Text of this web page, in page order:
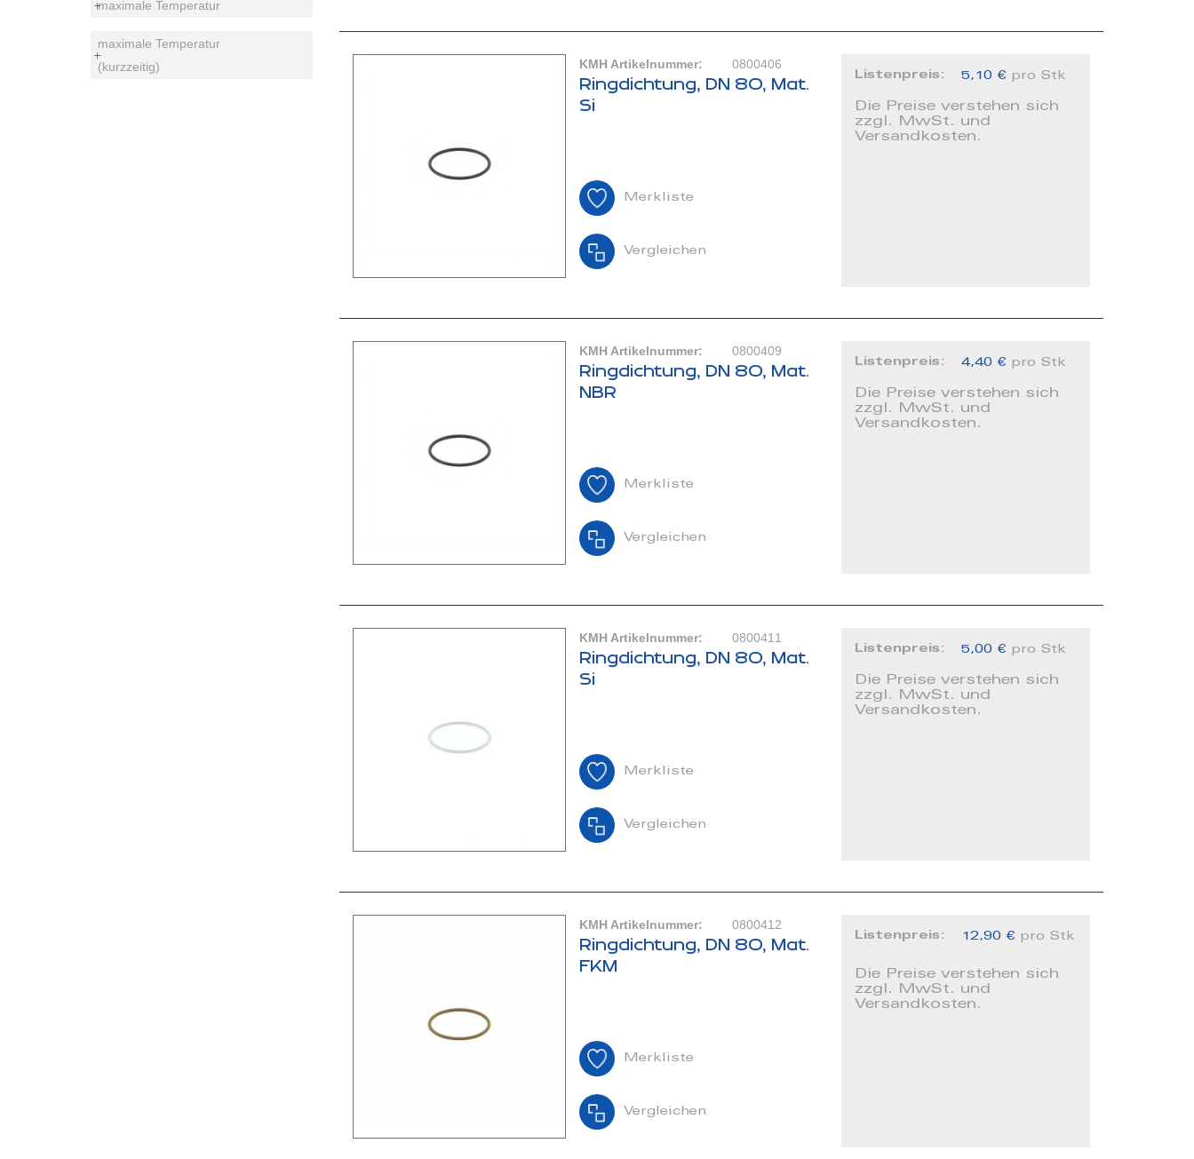
maximale Temperatur
maximale Temperatur
(kurzzeitig)
KMH Artikelnummer: 0800406
Ringdichtung, DN 80, Mat.
Si
Merkliste
Vergleichen
Listenpreis: 5,10 € pro Stk
Die Preise verstehen sich
zzgl. MwSt. und
Versandkosten.
KMH Artikelnummer: 0800409
Ringdichtung, DN 80, Mat.
NBR
Merkliste
Vergleichen
Listenpreis: 4,40 € pro Stk
Die Preise verstehen sich
zzgl. MwSt. und
Versandkosten.
KMH Artikelnummer: 0800411
Ringdichtung, DN 80, Mat.
Si
Merkliste
Vergleichen
Listenpreis: 5,00 € pro Stk
Die Preise verstehen sich
zzgl. MwSt. und
Versandkosten.
KMH Artikelnummer: 0800412
Ringdichtung, DN 80, Mat.
FKM
Merkliste
Vergleichen
Listenpreis: 12,90 € pro Stk
Die Preise verstehen sich
zzgl. MwSt. und
Versandkosten.